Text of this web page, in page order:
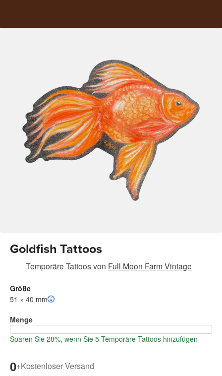
Goldfish Tattoos
Temporäre Tattoosvon Full Moon Farm Vintage
Größe
51 × 40 mm
Menge
Sparen Sie 28%, wenn Sie 5 Temporäre Tattoos hinzufügen
0+Kostenloser Versand